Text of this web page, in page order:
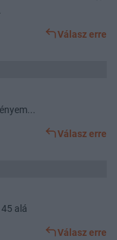
Válasz erre
Válasz erre
alá
Válasz erre